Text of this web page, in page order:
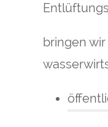
bringen